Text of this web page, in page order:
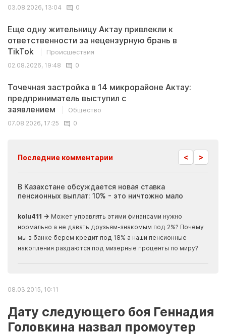
03.08.2026, 13:04
0
Еще одну жительницу Актау привлекли к
ответственности за нецензурную брань в
TikTok
Происшествия
02.08.2026, 19:48
0
Точечная застройка в 14 микрорайоне Актау:
предприниматель выступил с
заявлением
Общество
07.08.2026, 17:25
0
Последние комментарии < >
В Казахстане обсуждается новая ставка
пенсионных выплат: 10% - это ничтожно мало
kolu411 → Может управлять этими финансами нужно
нормально а не давать друзьям-знакомым под 2%? Почему
мы в банке берем кредит под 18% а наши пенсионные
накопления раздаются под мизерные проценты по миру?
08.03.2015, 10:11
Дату следующего боя Геннадия
Головкина назвал промоутер